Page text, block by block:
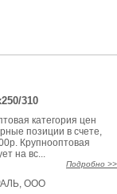
310
категория цен
позиции в счете,
Крупнооптовая
на вс...
Подробно >>
ООО